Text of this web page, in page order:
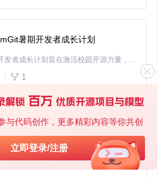
与代码创作，更多精彩内容等你共创
立即登录/注册
查找异常进程
系统目录下的可疑程序
文件
进程的详细路径和模块信息，帮助快
检测
无法检测，系统出现异常行为，如文
。
暑期开发者成长计划
「源启盛夏」暑期校园开发者成长计划旨在激活校园开源力量，通过积分激励、认证扶持、资源倾斜等形式，引导高校组织和开发者完成「入驻 — 建项目 — 做贡献 — 获认证 — 得资源」的完整闭环。无论你是想带领社团入驻平台的组织者，还是希望用代码贡献证明自己的开发者，都能在这里找到属于你的成长路径。
1
基于Python的Xiaozhi AI，适用于想要完整Xiaozhi体验而无需拥有专用硬件的用户。
1